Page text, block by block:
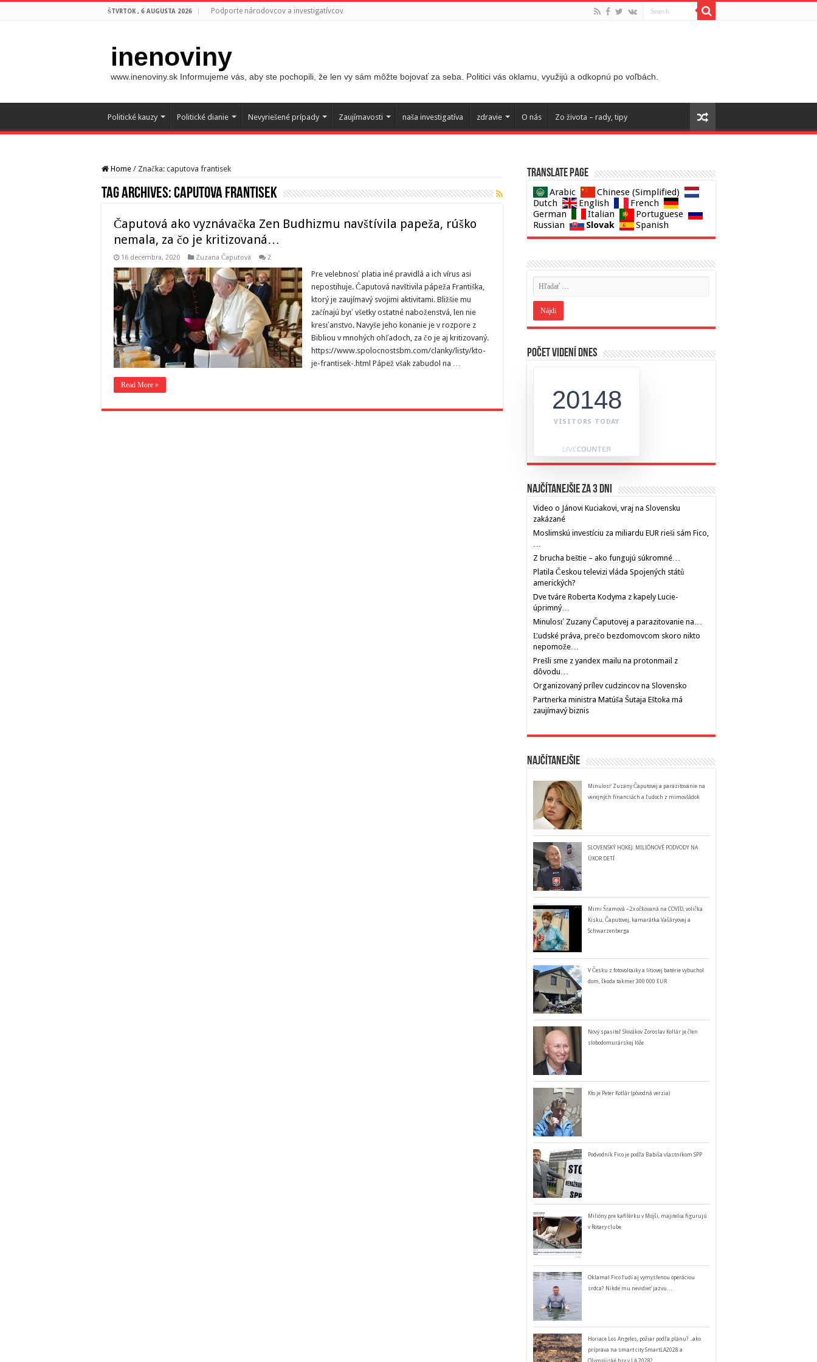
ŠTVRTOK , 6 AUGUSTA 2026 Podporte národovcov a investigatívcov
inenoviny
www.inenoviny.sk Informujeme vás, aby ste pochopili, že len vy sám môžte bojovať za seba. Politici vás oklamu, využijú a odkopnú po voľbách.
Politické kauzy Politické dianie Nevyriešené prípady Zaujímavosti naša investigatíva zdravie O nás Zo života – rady, tipy
Home / Značka: caputova frantisek
Tag Archives:caputova frantisek
Čaputová ako vyznávačka Zen Budhizmu navštívila papeža, rúško
nemala, za čo je kritizovaná…
16 decembra, 2020 Zuzana Čaputová 2
Pre velebnosť platia iné pravidlá a ich vírus asi
nepostihuje. Čaputová navštivila pápeža Františka,
ktorý je zaujímavý svojimi aktivitami. Bližšie mu
začínajú byť všetky ostatné naboženstvá, len nie
kresťanstvo. Navyše jeho konanie je v rozpore z
Bibliou v mnohých ohľadoch, za čo je aj kritizovaný.
https://www.spolocnostsbm.com/clanky/listy/kto-
je-frantisek-.html Pápež však zabudol na …
Read More »
Translate page
Arabic
Chinese (Simplified)
Dutch
English
French
German
Italian
Portuguese
Russian
Slovak Spanish
Počet videní dnes
20148
VISITORS TODAY
Najčítanejšie za 3 dni
Video o Jánovi Kuciakovi, vraj na Slovensku
zakázané
Moslimskú investíciu za miliardu EUR rieši sám Fico,
…
Z brucha beštie – ako fungujú súkromné…
Platila Českou televizi vláda Spojených států
amerických?
Dve tváre Roberta Kodyma z kapely Lucie-
úprimný…
Minulosť Zuzany Čaputovej a parazitovanie na…
Ľudské práva, prečo bezdomovcom skoro nikto
nepomože…
Prešli sme z yandex mailu na protonmail z
dôvodu…
Organizovaný prílev cudzincov na Slovensko
Partnerka ministra Matúša Šutaja Eštoka má
zaujímavý biznis
Najčítanejšie
Minulosť Zuzany Čaputovej a parazitovanie na
verejných financiách a ľudoch z mimovládok
SLOVENSKÝ HOKEJ: MILIÓNOVÉ PODVODY NA
ÚKOR DETÍ
Mimi Šramová – 2x očkovaná na COVID, volička
Kisku, Čaputovej, kamarátka Vašáryovej a
Schwarzenberga
V Česku z fotovoltaiky a lítiovej batérie vybuchol
dom, škoda takmer 300 000 EUR
Nový spasiteľ Slovákov Zoroslav Kollár je člen
slobodomurárskej lóže
Kto je Peter Kotlár (pôvodná verzia)
Podvodník Fico je podľa Babiša vlastníkom SPP
Milióny pre kafilérku v Mojši, majitelia figurujú
v Rotary clube
Oklamal Fico ľudí aj vymyslenou operáciou
srdca? Nikde mu nevidieť jazvu…
Horiace Los Angeles, požiar podľa plánu? ..ako
príprava na smart city SmartLA2028 a